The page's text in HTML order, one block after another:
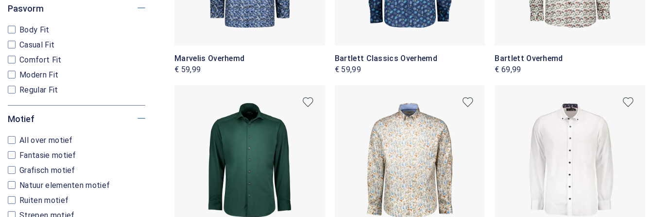
Pasvorm
Body Fit
Casual Fit
Comfort Fit
Modern Fit
Regular Fit
Motief
All over motief
Fantasie motief
Grafisch motief
Natuur elementen motief
Ruiten motief
Marvelis Overhemd
€ 59,99
Bartlett Classics Overhemd
€ 59,99
Bartlett Overhemd
€ 69,99